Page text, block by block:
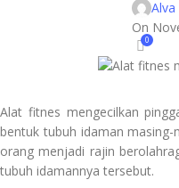
On
0
Alat fitnes mengecilkan
bentuk tubuh idaman
orang menjadi rajin
tubuh idamannya tersebut.